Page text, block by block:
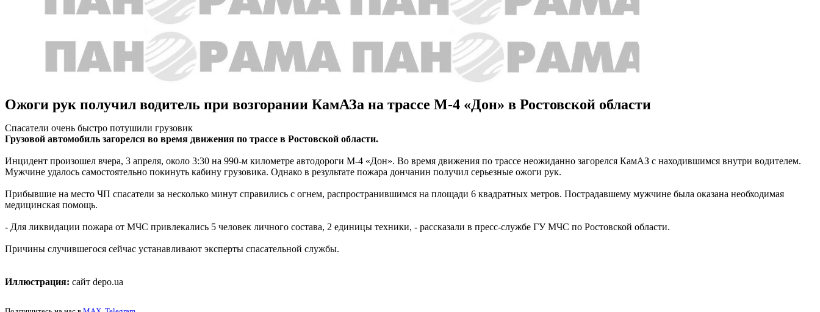
Ожоги рук получил водитель при возгорании КамАЗа на трассе М-4 «Дон» в Ростовской области
Спасатели очень быстро потушили грузовик
Грузовой автомобиль загорелся во время движения по трассе в Ростовской области.
Инцидент произошел вчера, 3 апреля, около 3:30 на 990-м километре автодороги М-4 «Дон». Во время движения по трассе неожиданно загорелся КамАЗ с находившимся внутри водителем.
Мужчине удалось самостоятельно покинуть кабину грузовика. Однако в результате пожара дончанин получил серьезные ожоги рук.
Прибывшие на место ЧП спасатели за несколько минут справились с огнем, распространившимся на площади 6 квадратных метров. Пострадавшему мужчине была оказана необходимая
медицинская помощь.
- Для ликвидации пожара от МЧС привлекались 5 человек личного состава, 2 единицы техники, - рассказали в пресс-службе ГУ МЧС по Ростовской области.
Причины случившегося сейчас устанавливают эксперты спасательной службы.
Иллюстрация: сайт depo.ua